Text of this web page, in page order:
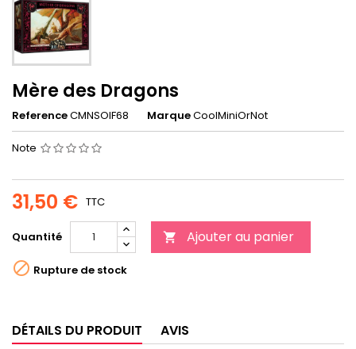
Mère des Dragons
ReferenceCMNSOIF68 MarqueCoolMiniOrNot
Note
31,50 € TTC
Quantité  Ajouter au panier
 Rupture de stock
DÉTAILS DU PRODUIT AVIS